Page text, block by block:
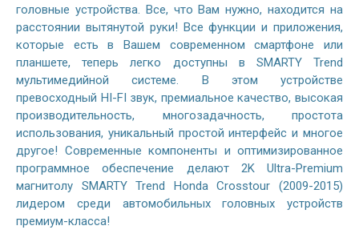
головные устройства. Все, что Вам нужно, находится на
расстоянии вытянутой руки! Все функции и приложения,
которые есть в Вашем современном смартфоне или
планшете, теперь легко доступны в SMARTY Trend
мультимедийной системе. В этом устройстве
превосходный HI-FI звук, премиальное качество, высокая
производительность, многозадачность, простота
использования, уникальный простой интерфейс и многое
другое! Современные компоненты и оптимизированное
программное обеспечение делают 2K Ultra-Premium
магнитолу SMARTY Trend Honda Crosstour (2009-2015)
лидером среди автомобильных головных устройств
премиум-класса!